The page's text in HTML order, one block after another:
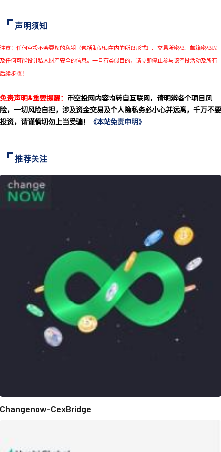
声明须知
注意：任何空投不会要您的私钥（包括助记词在内的所以形式）、交易所密码、邮箱密码以
及任何可能设计私人财产安全的信息。一旦有类似目的，请立即停止参与该空投活动及所有
后续步骤！
免责声明&重要提醒： 币空投网内容均转自互联网，请明辨各个项目风
险，一切风险自担，涉及资金交易及个人隐私务必小心并远离，千万不要
投资，请谨慎切勿上当受骗！
《本站免责申明》
推荐关注
Changenow-CexBridge